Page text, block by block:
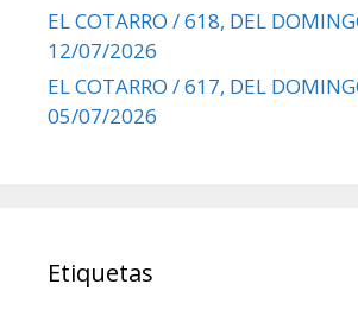
EL COTARRO / 618, DEL
12/07/2026
EL COTARRO / 617, DEL
05/07/2026
Etiquetas